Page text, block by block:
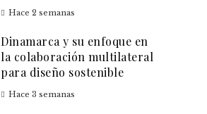
Hace 2 semanas
Dinamarca y su enfoque en
la colaboración multilateral
para diseño sostenible
Hace 3 semanas